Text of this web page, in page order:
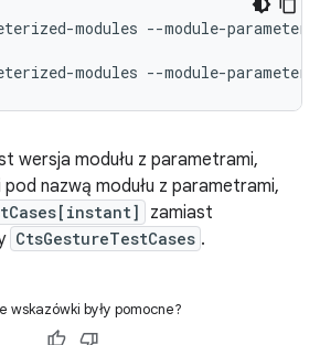
modules --module-parameter
modules --module-parameter
wersja modułu z parametrami,
nazwą modułu z parametrami,
zamiast
CtsGestureTestCases .
wskazówki były pomocne?